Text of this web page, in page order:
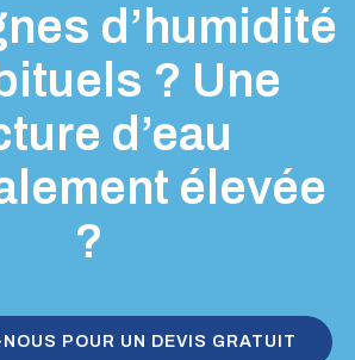
d’humidité
? Une
d’eau
élevée
?
POUR UN DEVIS GRATUIT